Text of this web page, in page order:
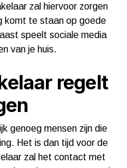
zal hiervoor zorgen
komt te staan op goede
speelt sociale media
van je huis.
regelt
genoeg mensen zijn die
Het is dan tijd voor de
zal het contact met